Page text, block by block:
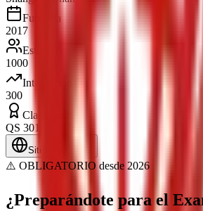
Fundada
2017
Estudiantes
1000
Internacionales
300
Clasificación
QS 301-350
Sitio web oficial
⚠️ OBLIGATORIO desde 2026
¿Preparándote para el